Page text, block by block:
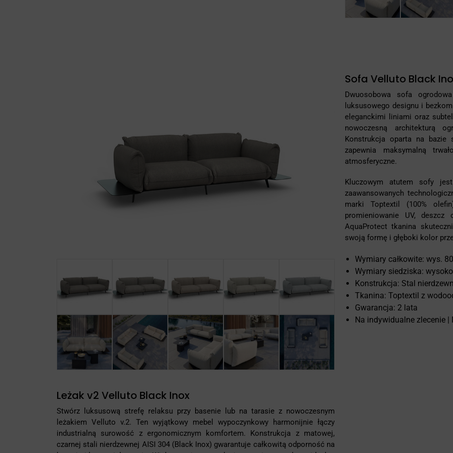
Sofa Velluto Black
Dwuosobowa sofa
luksusowego designu i
eleganckimi liniami oraz
nowoczesną architekturą
Konstrukcja oparta na bazie
zapewnia maksymalną
atmosferyczne.
Kluczowym atutem sofy
zaawansowanych
marki Toptextil (100%
promieniowanie UV,
AquaProtect tkanina
swoją formę i głęboki kolor
Wymiary całkowite: wys.
Wymiary siedziska:
Konstrukcja: Stal
Tkanina: Toptextil z
Gwarancja: 2 lata
Na indywidualne zlecenie
Leżak v2 Velluto Black Inox
Stwórz luksusową strefę relaksu przy basenie lub na tarasie z nowoczesnym
leżakiem Velluto v.2. Ten wyjątkowy mebel wypoczynkowy harmonijnie łączy
industrialną surowość z ergonomicznym komfortem. Konstrukcja z matowej,
czarnej stali nierdzewnej AISI 304 (Black Inox) gwarantuje całkowitą odporność na